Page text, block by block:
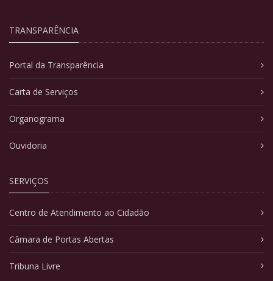
TRANSPARÊNCIA
Portal da Transparência
Carta de Serviços
Organograma
Ouvidoria
SERVIÇOS
Centro de Atendimento ao Cidadão
Câmara de Portas Abertas
Tribuna Livre